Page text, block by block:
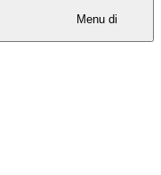
Menu di